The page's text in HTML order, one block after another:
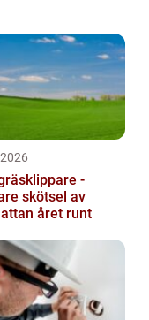
är ...
-
skötsel av
året runt